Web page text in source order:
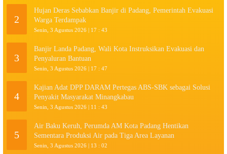
2
Hujan Deras Sebabkan Banjir di Padang, Pemerintah Evakuasi
Warga Terdampak
Senin, 3 Agustus 2026 | 17 : 43
3
Banjir Landa Padang, Wali Kota Instruksikan Evakuasi dan
Penyaluran Bantuan
Senin, 3 Agustus 2026 | 17 : 47
4
Kajian Adat DPP DARAM Pertegas ABS-SBK sebagai Solusi
Penyakit Masyarakat Minangkabau
Senin, 3 Agustus 2026 | 11 : 43
5
Air Baku Keruh, Perumda AM Kota Padang Hentikan
Sementara Produksi Air pada Tiga Area Layanan
Senin, 3 Agustus 2026 | 13 : 02